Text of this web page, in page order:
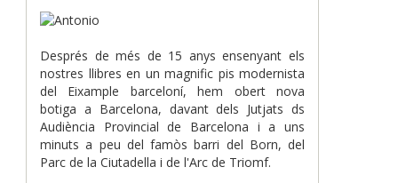
Després de més de 15 anys ensenyant els
nostres llibres en un magnific pis modernista
del Eixample barceloní, hem obert nova
botiga a Barcelona, davant dels Jutjats ds
Audiència Provincial de Barcelona i a uns
minuts a peu del famòs barri del Born, del
Parc de la Ciutadella i de l'Arc de Triomf.